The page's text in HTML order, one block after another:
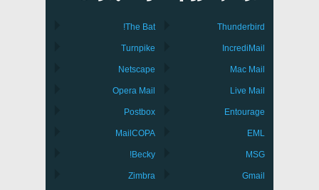
Thunderbird
IncrediMail
Mac Mail
Live Mail
Entourage
EML
MSG
Gmail
The Bat!
Turnpike
Netscape
Opera Mail
Postbox
MailCOPA
Becky!
Zimbra